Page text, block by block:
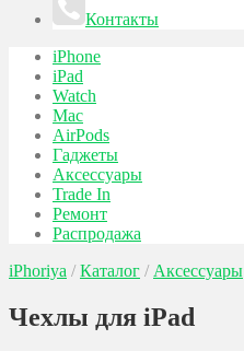
Контакты
iPhone
iPad
Watch
Mac
AirPods
Гаджеты
Аксессуары
Trade In
Ремонт
Распродажа
iPhoriya / Каталог / Аксессуары
Чехлы для iPad